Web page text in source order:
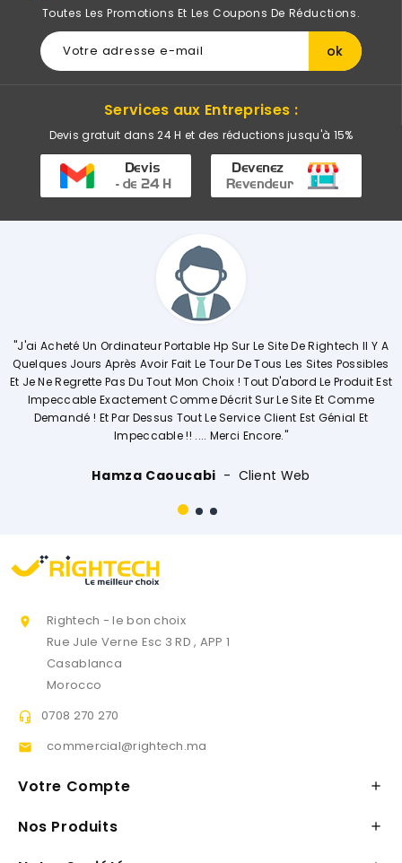
Toutes Les Promotions Et Les Coupons De Réductions.
Services aux Entreprises :
Devis gratuit dans 24 H et des réductions jusqu'à 15%
Hp Sur Le Site De Rightech Il Y A
Tour De Tous Les Sites Possibles
Choix ! Tout D'abord Le Produit Est
Décrit Sur Le Site Et Comme
Le Service Client Est Génial Et
Client Web
"Commerciale KHADIJA Super
Explique De Façon Concrète
Opérations. Société A

Rightech - le bon choix
Rue Jule Verne Esc 3 RD , APP 1
Casablanca
Morocco
 0708 270 270
 commercial@rightech.ma
Votre Compte 
Nos Produits 